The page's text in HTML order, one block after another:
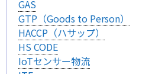
GAS
GTP（Goods to Person）
HACCP（ハサップ）
HS CODE
IoTセンサー物流